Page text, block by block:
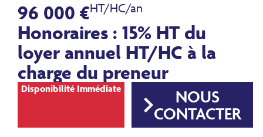
96 000 €HT/HC/an
Honoraires : 15% HT du
loyer annuel HT/HC à la
charge du preneur
Disponibilité Immédiate
NOUS
CONTACTER